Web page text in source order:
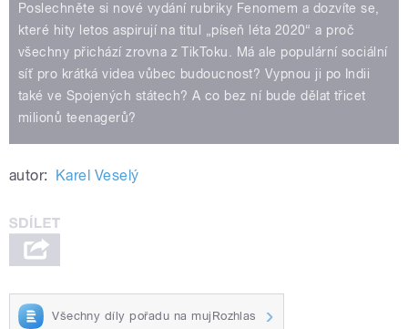
Poslechněte si nové vydání rubriky Fenomem a dozvíte se,
které hity letos aspirují na titul „píseň léta 2020“ a proč
všechny přichází zrovna z TikToku. Má ale populární sociální
síť pro krátká videa vůbec budoucnost? Vypnou ji po Indii
také ve Spojených státech? A co bez ní bude dělat třicet
milionů teenagerů?
autor: Karel Veselý
Všechny díly pořadu na mujRozhlas